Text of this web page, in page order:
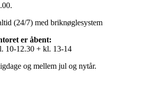
(24/7) med briknøglesystem
er åbent:
10-12.30 + kl. 13-14
og mellem jul og nytår.